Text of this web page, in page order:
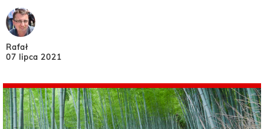
Rafał
07 lipca 2021